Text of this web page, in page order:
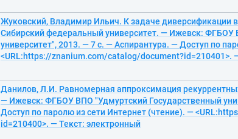
Жуковский, Владимир Ильич. К задаче диверсификации
Сибирский федеральный университет. — Ижевск: ФГБОУ
университет", 2013. — 7 с. — Аспирантура. — Доступ по
<URL:https://znanium.com/catalog/document?id=210401>.
Данилов, Л.И. Равномерная аппроксимация
— Ижевск: ФГБОУ ВПО "Удмуртский Государственный
Доступ по паролю из сети Интернет (чтение). —
id=210400>. — Текст: электронный